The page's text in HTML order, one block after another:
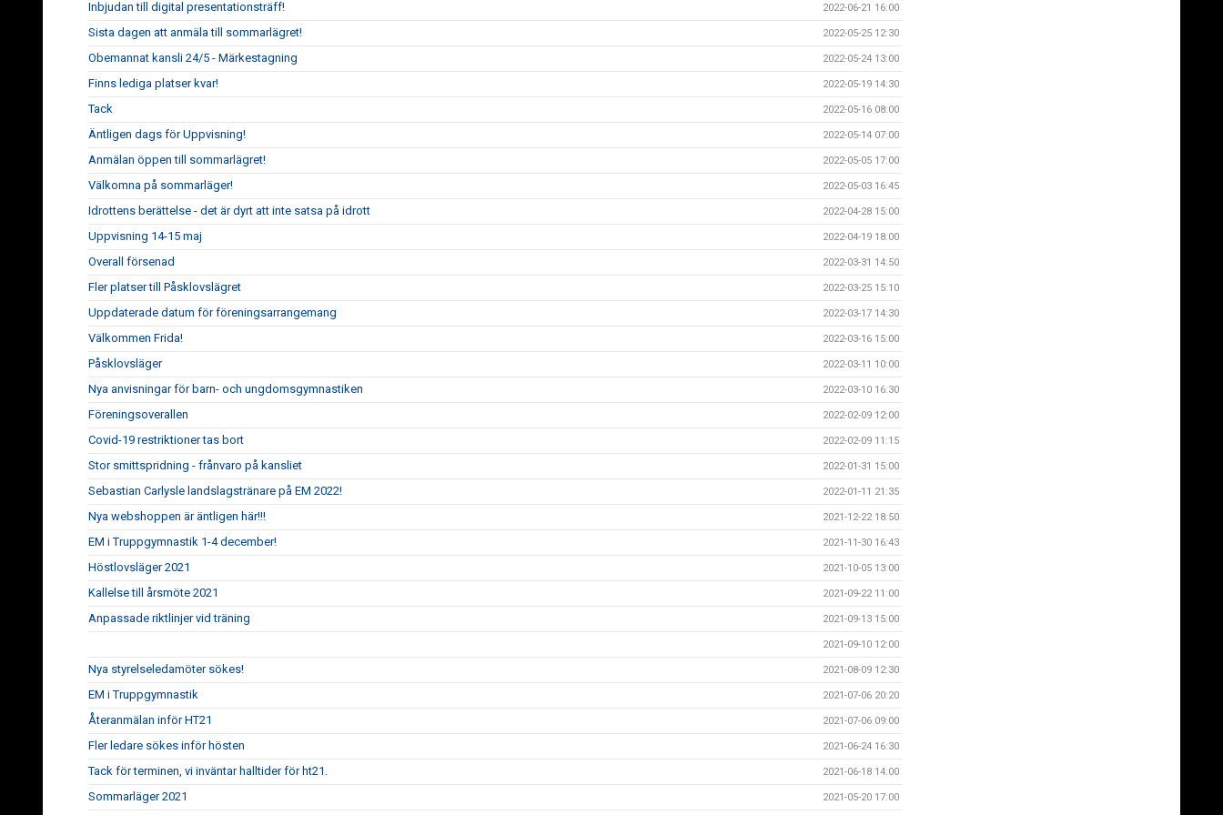
Inbjudan till digital presentationsträff! 2022-06-21 16:00
Sista dagen att anmäla till sommarlägret! 2022-05-25 12:30
Obemannat kansli 24/5 - Märkestagning 2022-05-24 13:00
Finns lediga platser kvar! 2022-05-19 14:30
Tack 2022-05-16 08:00
Äntligen dags för Uppvisning! 2022-05-14 07:00
Anmälan öppen till sommarlägret! 2022-05-05 17:00
Välkomna på sommarläger! 2022-05-03 16:45
Idrottens berättelse - det är dyrt att inte satsa på idrott 2022-04-28 15:00
Uppvisning 14-15 maj 2022-04-19 18:00
Overall försenad 2022-03-31 14:50
Fler platser till Påsklovslägret 2022-03-25 15:10
Uppdaterade datum för föreningsarrangemang 2022-03-17 14:30
Välkommen Frida! 2022-03-16 15:00
Påsklovsläger 2022-03-11 10:00
Nya anvisningar för barn- och ungdomsgymnastiken 2022-03-10 16:30
Föreningsoverallen 2022-02-09 12:00
Covid-19 restriktioner tas bort 2022-02-09 11:15
Stor smittspridning - frånvaro på kansliet 2022-01-31 15:00
Sebastian Carlysle landslagstränare på EM 2022! 2022-01-11 21:35
Nya webshoppen är äntligen här!!! 2021-12-22 18:50
EM i Truppgymnastik 1-4 december! 2021-11-30 16:43
Höstlovsläger 2021 2021-10-05 13:00
Kallelse till årsmöte 2021 2021-09-22 11:00
Anpassade riktlinjer vid träning 2021-09-13 15:00
2021-09-10 12:00
Nya styrelseledamöter sökes! 2021-08-09 12:30
EM i Truppgymnastik 2021-07-06 20:20
Återanmälan inför HT21 2021-07-06 09:00
Fler ledare sökes inför hösten 2021-06-24 16:30
Tack för terminen, vi inväntar halltider för ht21. 2021-06-18 14:00
Sommarläger 2021 2021-05-20 17:00